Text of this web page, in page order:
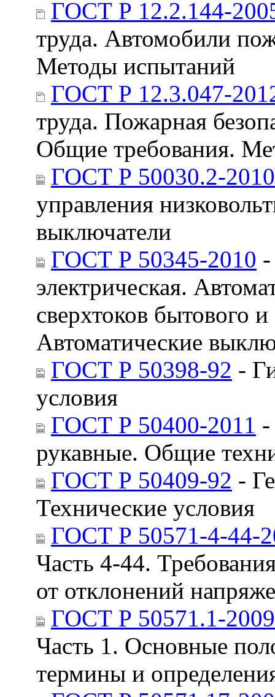
ГОСТ Р 12.2.144-
труда. Автомобили
Методы испытаний
ГОСТ Р 12.3.047-
труда. Пожарная
Общие требования.
ГОСТ Р 50030.2-2010
управления
выключатели
ГОСТ Р 50345-2010
электрическая.
сверхтоков бытового
Автоматические
ГОСТ Р 50398-92 -
условия
ГОСТ Р 50400-2011 -
рукавные. Общие
ГОСТ Р 50409-92 -
Технические условия
ГОСТ Р 50571-4-44-
Часть 4-44.
от отклонений
ГОСТ Р 50571.1-2009
Часть 1. Основные
термины и